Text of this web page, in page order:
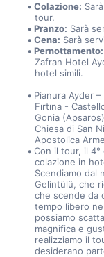
Colazione:
tour.
Pranzo: Sarà
Cena: Sarà
Pernottamento:
Zafran Hotel
hotel simili.
Pianura Ayder
Fırtına -
Gonia
Chiesa di San
Apostolica
Con il tour, il
colazione in
Scendiamo dal
Gelintülü, che
che scende da
tempo libero
possiamo
magnifica e
realizziamo il
desiderano